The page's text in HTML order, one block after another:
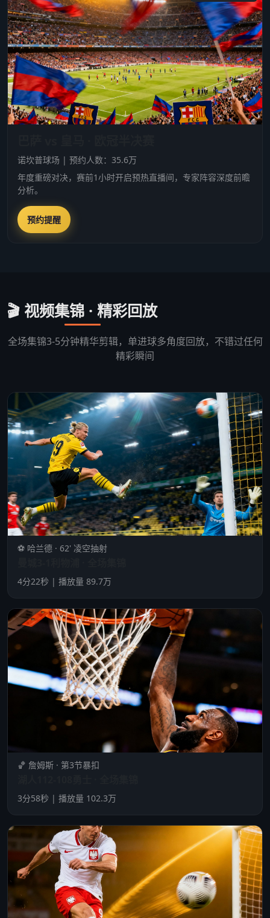
诺坎普球场 | 预约人数：35.6万
年度重磅对决，赛前1小时开启预热直播间，专家阵容深度前瞻
分析。
预约提醒
🎬 视频集锦 · 精彩回放
全场集锦3-5分钟精华剪辑，单进球多角度回放，不错过任何
精彩瞬间
⚽ 哈兰德 · 62' 凌空抽射
4分22秒 | 播放量 89.7万
🏀 詹姆斯 · 第3节暴扣
3分58秒 | 播放量 102.3万